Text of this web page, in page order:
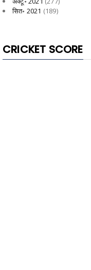
सित॰ 2021 (189)
CRICKET SCORE